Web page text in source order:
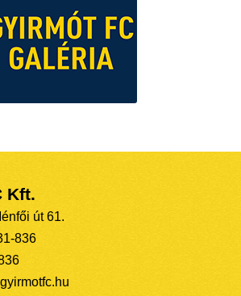
Kft.
út 61.
836